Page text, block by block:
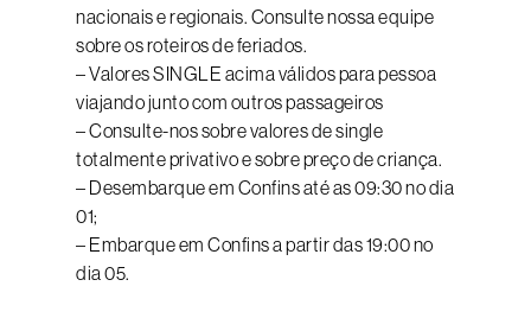
nacionais e regionais. Consulte nossa equipe
sobre os roteiros de feriados.
– Valores SINGLE acima válidos para pessoa
viajando junto com outros passageiros
– Consulte-nos sobre valores de single
totalmente privativo e sobre preço de criança.
– Desembarque em Confins até as 09:30 no dia
01;
– Embarque em Confins a partir das 19:00 no
dia 05.